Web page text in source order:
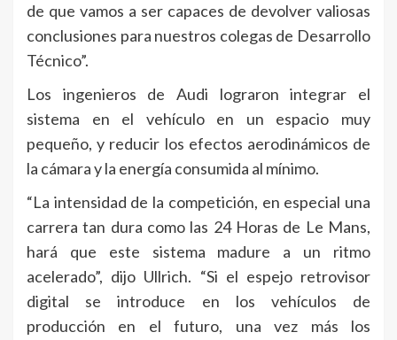
de que vamos a ser capaces de devolver valiosas
conclusiones para nuestros colegas de Desarrollo
Técnico”.
Los ingenieros de Audi lograron integrar el
sistema en el vehículo en un espacio muy
pequeño, y reducir los efectos aerodinámicos de
la cámara y la energía consumida al mínimo.
“La intensidad de la competición, en especial una
carrera tan dura como las 24 Horas de Le Mans,
hará que este sistema madure a un ritmo
acelerado”, dijo Ullrich. “Si el espejo retrovisor
digital se introduce en los vehículos de
producción en el futuro, una vez más los